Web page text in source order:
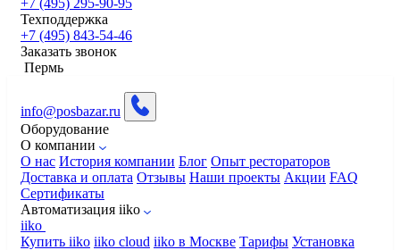
Техподдержка
+7 (495) 843-54-46
Заказать звонок
Пермь
info@posbazar.ru
Оборудование
О компании
О нас История компании Блог Опыт рестораторов
Доставка и оплата Отзывы Наши проекты Акции FAQ
Сертификаты
Автоматизация iiko
iiko
Купить iiko iiko cloud iiko в Москве Тарифы Установка